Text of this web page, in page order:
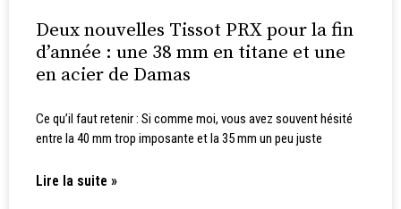
Deux nouvelles Tissot PRX pour la fin
d’année : une 38 mm en titane et une
en acier de Damas
Ce qu’il faut retenir : Si comme moi, vous avez souvent hésité
entre la 40 mm trop imposante et la 35 mm un peu juste
Lire la suite »